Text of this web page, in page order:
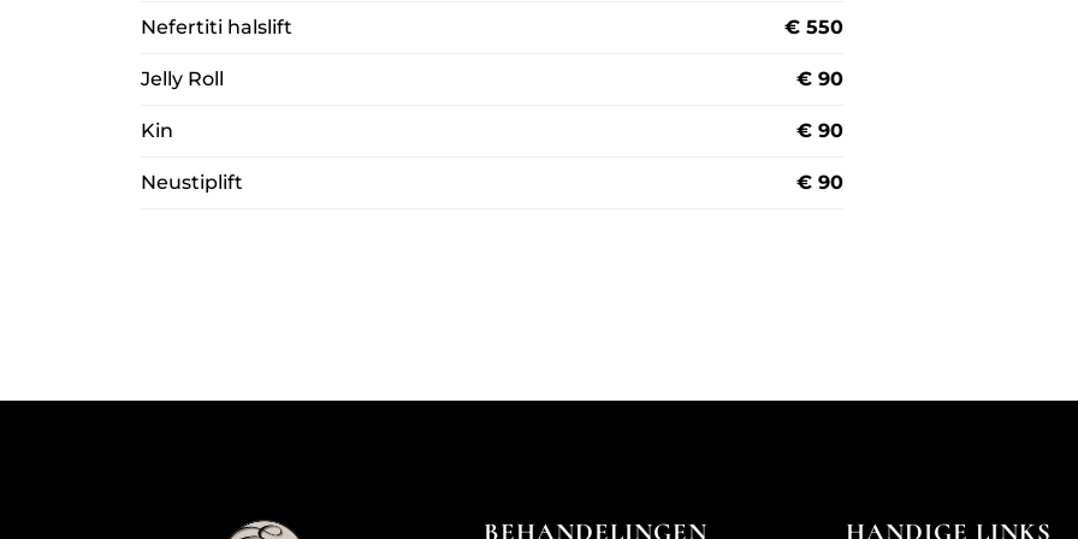
Nefertiti halslift € 550
Jelly Roll € 90
Kin € 90
Neustiplift € 90
BEHANDELINGEN HANDIGE LINKS